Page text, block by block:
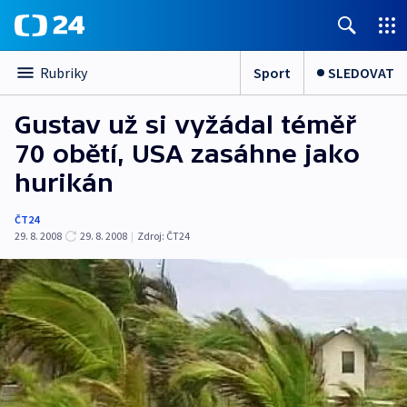
Rubriky Sport SLEDOVAT
Gustav už si vyžádal téměř
70 obětí, USA zasáhne jako
hurikán
ČT24
29. 8. 2008
29. 8. 2008 | Zdroj: ČT24